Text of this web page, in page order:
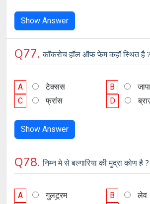
Show Answer
Q77.कॉकरोच हॉल ऑफ फेम कहॉ स्थित है ?
A टेक्सस B
C
फ्रांस D
Show Answer
Q78.निम्न मे से बल्गारिया की मुद्रा कोण है ?
A गुलट्र्रम B
लेव